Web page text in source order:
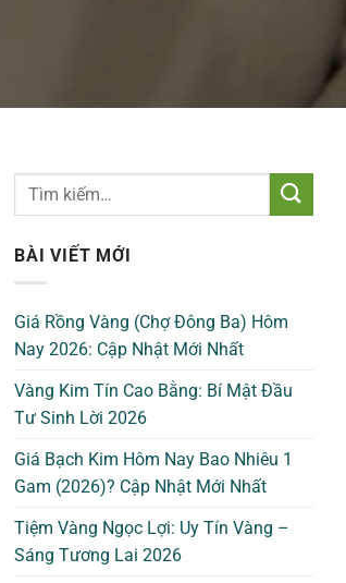
BÀI VIẾT MỚI
Giá Rồng Vàng (Chợ Đông Ba) Hôm
Nay 2026: Cập Nhật Mới Nhất
Vàng Kim Tín Cao Bằng: Bí Mật Đầu
Tư Sinh Lời 2026
Giá Bạch Kim Hôm Nay Bao Nhiêu 1
Gam (2026)? Cập Nhật Mới Nhất
Tiệm Vàng Ngọc Lợi: Uy Tín Vàng –
Sáng Tương Lai 2026